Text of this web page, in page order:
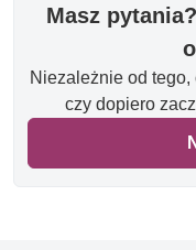
Masz
Niezależnie od
czy dopiero